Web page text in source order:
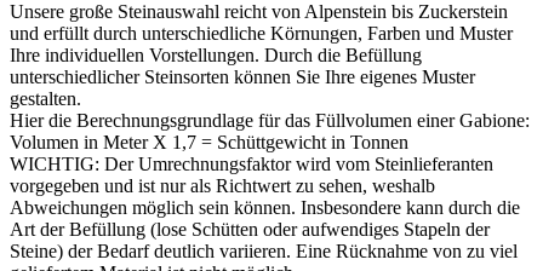
Unsere große Steinauswahl reicht von Alpenstein bis Zuckerstein
und erfüllt durch unterschiedliche Körnungen, Farben und Muster
Ihre individuellen Vorstellungen. Durch die Befüllung
unterschiedlicher Steinsorten können Sie Ihre eigenes Muster
gestalten.
Hier die Berechnungsgrundlage für das Füllvolumen einer Gabione:
Volumen in Meter X 1,7 = Schüttgewicht in Tonnen
WICHTIG: Der Umrechnungsfaktor wird vom Steinlieferanten
vorgegeben und ist nur als Richtwert zu sehen, weshalb
Abweichungen möglich sein können. Insbesondere kann durch die
Art der Befüllung (lose Schütten oder aufwendiges Stapeln der
Steine) der Bedarf deutlich variieren. Eine Rücknahme von zu viel